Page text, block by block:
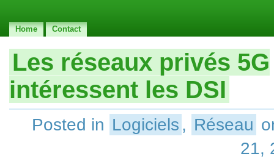
Home Contact
Les réseaux privés 5G
intéressent les DSI
Posted in Logiciels , Réseau
21,